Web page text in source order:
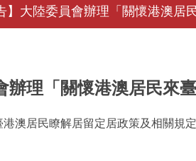
】大陸委員會辦理「關懷港澳
辦理「關懷港澳居民來
澳居民瞭解居留定居政策及相關規